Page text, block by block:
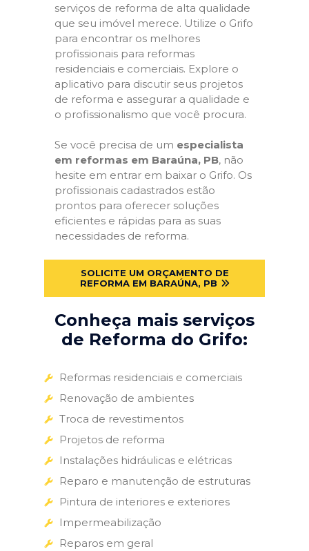
serviços de reforma de alta qualidade
que seu imóvel merece. Utilize o Grifo
para encontrar os melhores
profissionais para reformas
residenciais e comerciais. Explore o
aplicativo para discutir seus projetos
de reforma e assegurar a qualidade e
o profissionalismo que você procura.
Se você precisa de um especialista
em reformas em Baraúna, PB, não
hesite em entrar em baixar o Grifo. Os
profissionais cadastrados estão
prontos para oferecer soluções
eficientes e rápidas para as suas
necessidades de reforma.
SOLICITE UM ORÇAMENTO DE
REFORMA EM BARAÚNA, PB
Conheça mais serviços
de Reforma do Grifo:
Reformas residenciais e comerciais
Renovação de ambientes
Troca de revestimentos
Projetos de reforma
Instalações hidráulicas e elétricas
Reparo e manutenção de estruturas
Pintura de interiores e exteriores
Impermeabilização
Reparos em geral